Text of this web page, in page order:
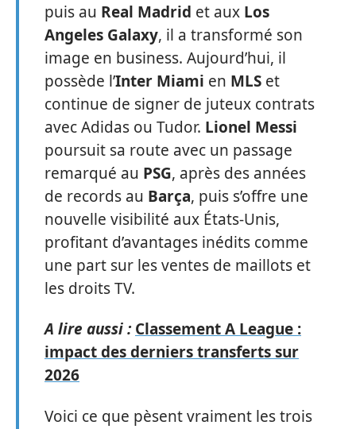
puis au Real Madrid et aux Los
Angeles Galaxy, il a transformé son
image en business. Aujourd’hui, il
possède l’Inter Miami en MLS et
continue de signer de juteux contrats
avec Adidas ou Tudor. Lionel Messi
poursuit sa route avec un passage
remarqué au PSG, après des années
de records au Barça, puis s’offre une
nouvelle visibilité aux États-Unis,
profitant d’avantages inédits comme
une part sur les ventes de maillots et
les droits TV.
A lire aussi : Classement A League :
impact des derniers transferts sur
2026
Voici ce que pèsent vraiment les trois